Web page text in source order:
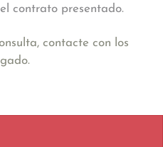
contrato presentado.
contacte con los